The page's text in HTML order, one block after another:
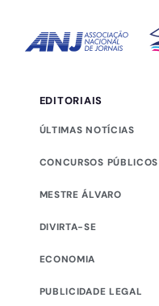
EDITORIAIS
ÚLTIMAS NOTÍCIAS
CONCURSOS PÚBLICOS
MESTRE ÁLVARO
DIVIRTA-SE
ECONOMIA
PUBLICIDADE LEGAL